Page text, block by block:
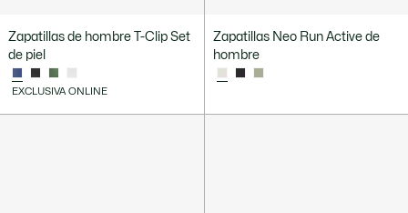
Zapatillas de hombre T-Clip Set
de piel
EXCLUSIVA ONLINE
Zapatillas Neo Run Active de
hombre